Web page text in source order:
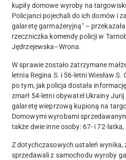
kupiły domowe wyroby na
Policjanci pojechali do ich domów i
galaretę garmażeryjną" –
rzeczniczka komendy policji w
Jędrzejewska–Wrona.
W sprawie zostało zatrzymane
letnia Regina S. i 56-letni Wiesław
po tym, jak policja dostała
zmarł 54-letni obywatel Ukrainy Jurij
galaretę wieprzową kupioną na
Domowymi wyrobami
także dwie inne osoby: 67- i 72-
Z dotychczasowych ustaleń wynika,
sprzedawali z samochodu wyroby